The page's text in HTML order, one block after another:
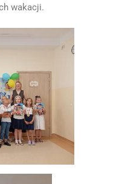
wakacji.